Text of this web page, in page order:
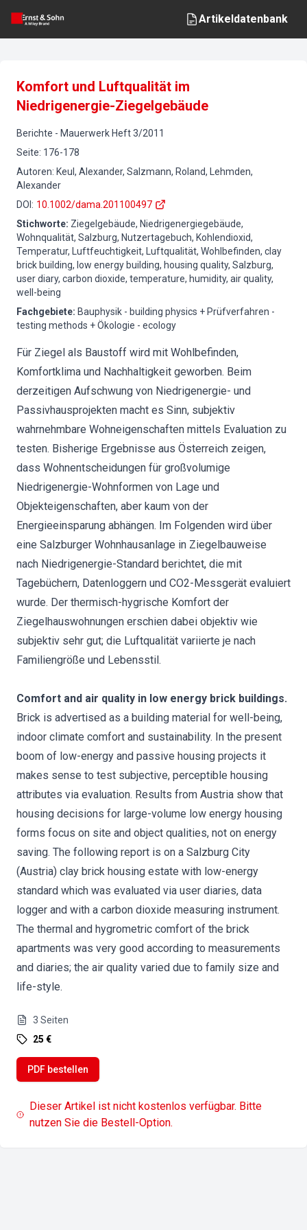
Artikeldatenbank
Komfort und Luftqualität im
Niedrigenergie-Ziegelgebäude
Berichte - Mauerwerk Heft3/2011
Seite: 176-178
Autoren: Keul, Alexander, Salzmann, Roland, Lehmden,
Alexander
DOI : 10.1002/dama.201100497
Stichworte: Ziegelgebäude, Niedrigenergiegebäude,
Wohnqualität, Salzburg, Nutzertagebuch, Kohlendioxid,
Temperatur, Luftfeuchtigkeit, Luftqualität, Wohlbefinden, clay
brick building, low energy building, housing quality, Salzburg,
user diary, carbon dioxide, temperature, humidity, air quality,
well-being
Fachgebiete: Bauphysik - building physics + Prüfverfahren -
testing methods + Ökologie - ecology
Für Ziegel als Baustoff wird mit Wohlbefinden,
Komfortklima und Nachhaltigkeit geworben. Beim
derzeitigen Aufschwung von Niedrigenergie- und
Passivhausprojekten macht es Sinn, subjektiv
wahrnehmbare Wohneigenschaften mittels Evaluation zu
testen. Bisherige Ergebnisse aus Österreich zeigen,
dass Wohnentscheidungen für großvolumige
Niedrigenergie-Wohnformen von Lage und
Objekteigenschaften, aber kaum von der
Energieeinsparung abhängen. Im Folgenden wird über
eine Salzburger Wohnhausanlage in Ziegelbauweise
nach Niedrigenergie-Standard berichtet, die mit
Tagebüchern, Datenloggern und CO2-Messgerät evaluiert
wurde. Der thermisch-hygrische Komfort der
Ziegelhauswohnungen erschien dabei objektiv wie
subjektiv sehr gut; die Luftqualität variierte je nach
Familiengröße und Lebensstil.
Comfort and air quality in low energy brick buildings.
Brick is advertised as a building material for well-being,
indoor climate comfort and sustainability. In the present
boom of low-energy and passive housing projects it
makes sense to test subjective, perceptible housing
attributes via evaluation. Results from Austria show that
housing decisions for large-volume low energy housing
forms focus on site and object qualities, not on energy
saving. The following report is on a Salzburg City
(Austria) clay brick housing estate with low-energy
standard which was evaluated via user diaries, data
logger and with a carbon dioxide measuring instrument.
The thermal and hygrometric comfort of the brick
apartments was very good according to measurements
and diaries; the air quality varied due to family size and
life-style.
3 Seiten
25 €
PDF bestellen
Dieser Artikel ist nicht kostenlos verfügbar. Bitte
nutzen Sie die Bestell-Option.